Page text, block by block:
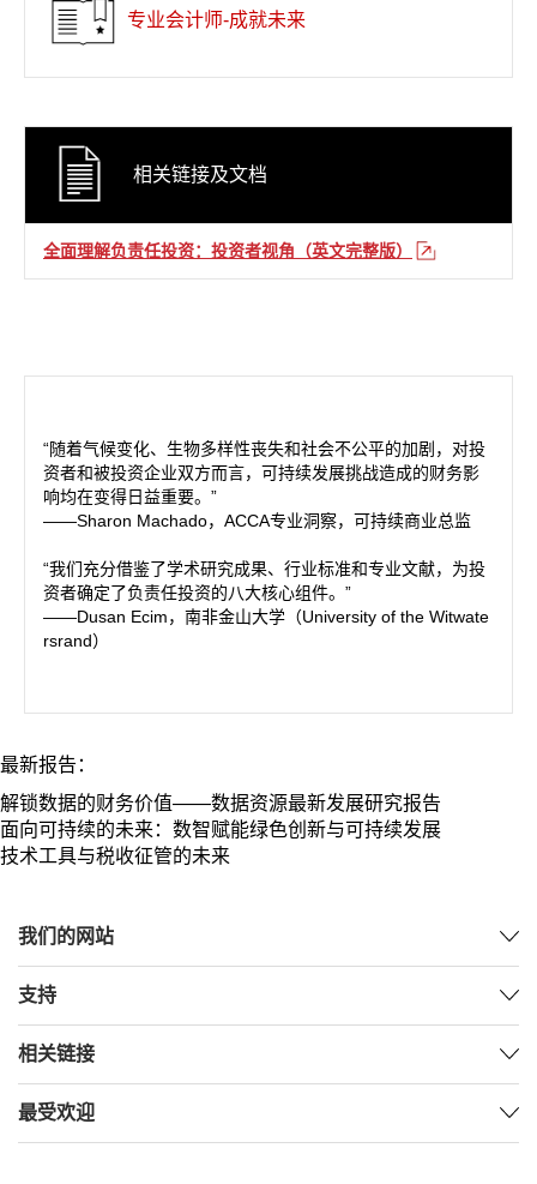
专业会计师-成就未来
相关链接及文档
全面理解负责任投资：投资者视角（英文完整版）
“随着气候变化、生物多样性丧失和社会不公平的加剧，对投
资者和被投资企业双方而言，可持续发展挑战造成的财务影
响均在变得日益重要。”
——Sharon Machado，ACCA专业洞察，可持续商业总监
“我们充分借鉴了学术研究成果、行业标准和专业文献，为投
资者确定了负责任投资的八大核心组件。”
——Dusan Ecim，南非金山大学（University of the Witwate
rsrand）
最新报告：
解锁数据的财务价值——数据资源最新发展研究报告
面向可持续的未来：数智赋能绿色创新与可持续发展
技术工具与税收征管的未来
我们的网站
支持
相关链接
最受欢迎